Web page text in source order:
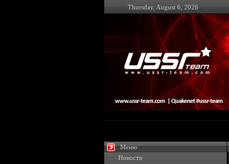
Thursday, August 6, 2026
Меню
Новости